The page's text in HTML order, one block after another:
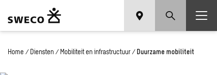
Home / Diensten / Mobiliteit en infrastructuur / Duurzame mobiliteit